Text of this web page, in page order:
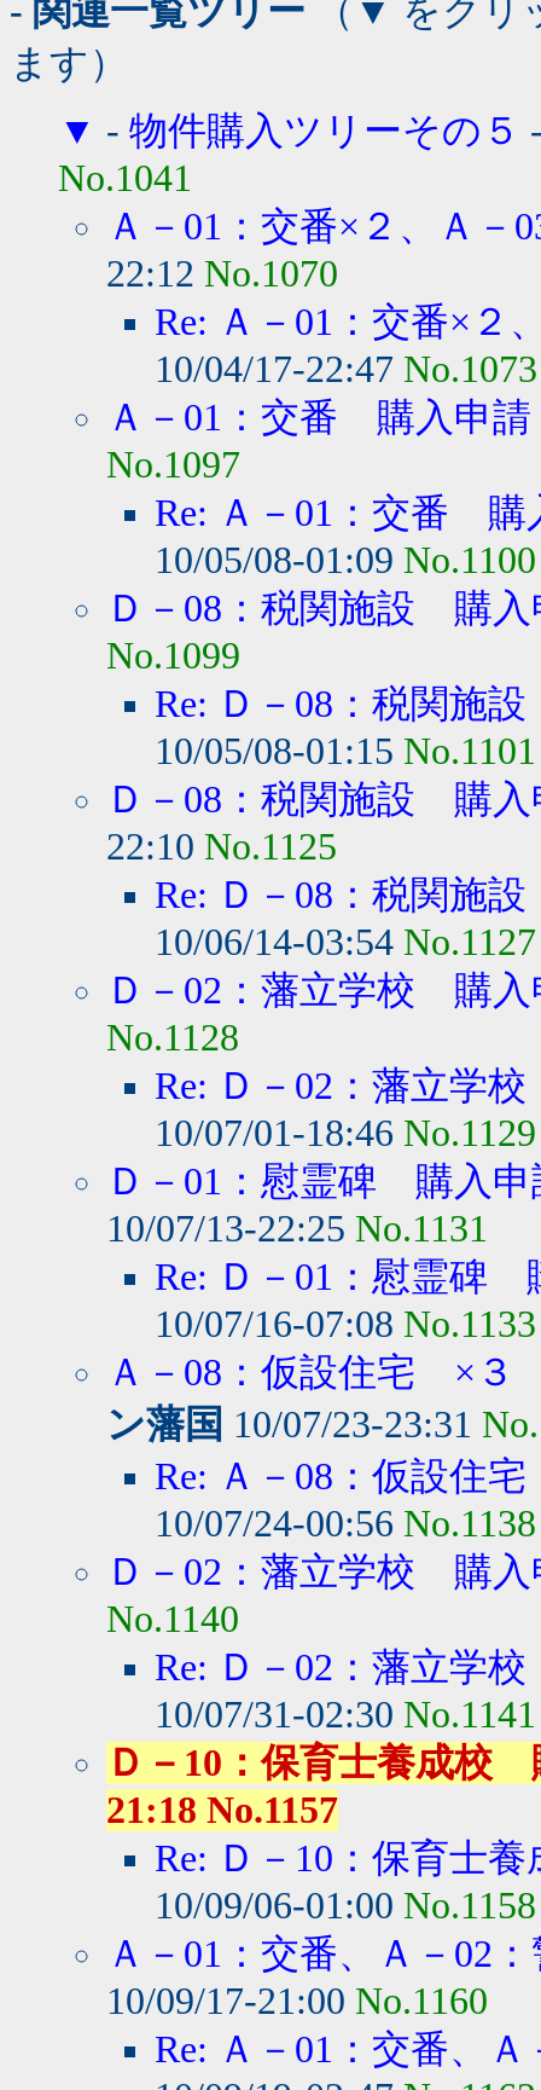
- 関連一覧ツリー （▼ をクリ
ます）
▼ - 物件購入ツリーその５
No.1041
Ａ－01：交番×２、Ａ－
22:12 No.1070
Re: Ａ－01：交番×２
10/04/17-22:47 No.1073
Ａ－01：交番 購入申請
No.1097
Re: Ａ－01：交番 購
10/05/08-01:09 No.1100
Ｄ－08：税関施設 購入
No.1099
Re: Ｄ－08：税関施
10/05/08-01:15 No.1101
Ｄ－08：税関施設 購入
22:10 No.1125
Re: Ｄ－08：税関施
10/06/14-03:54 No.1127
Ｄ－02：藩立学校 購入
No.1128
Re: Ｄ－02：藩立学
10/07/01-18:46 No.1129
Ｄ－01：慰霊碑 購入申
10/07/13-22:25 No.1131
Re: Ｄ－01：慰霊碑
10/07/16-07:08 No.1133
Ａ－08：仮設住宅 ×３
ン藩国 10/07/23-23:31
Re: Ａ－08：仮設住
10/07/24-00:56 No.1138
Ｄ－02：藩立学校 購入
No.1140
Re: Ｄ－02：藩立学
10/07/31-02:30 No.1141
Ｄ－10：保育士養成校
21:18 No.1157
Re: Ｄ－10：保育士
10/09/06-01:00 No.1158
Ａ－01：交番、Ａ－02
10/09/17-21:00 No.1160
Re: Ａ－01：交番、Ａ